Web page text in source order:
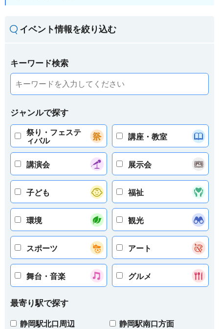
イベント情報を絞り込む
キーワード検索
ジャンルで探す
祭り・フェステ
ィバル
講座・教室
講演会 展示会
子ども 福祉
環境 観光
スポーツ アート
舞台・音楽 グルメ
最寄り駅で探す
静岡駅北口周辺 静岡駅南口方面